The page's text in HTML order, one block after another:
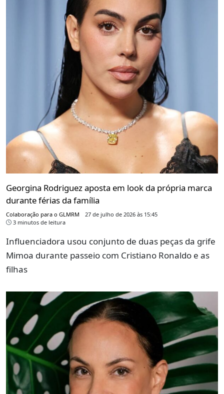
Georgina Rodriguez aposta em look da própria marca
durante férias da família
Colaboração para o GLMRM
27 de julho de 2026 às 15:45
3 minutos de leitura
Influenciadora usou conjunto de duas peças da grife
Mimoa durante passeio com Cristiano Ronaldo e as
filhas